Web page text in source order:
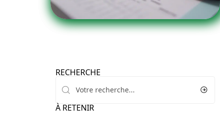
RECHERCHE
À RETENIR